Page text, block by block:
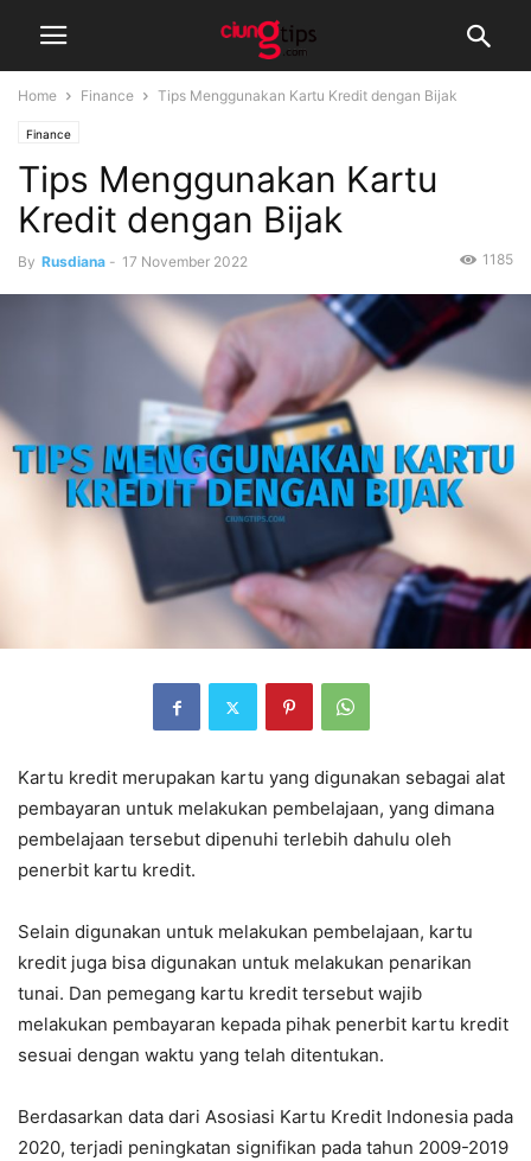
Home Finance Tips Menggunakan Kartu Kredit dengan Bijak
Finance
Tips Menggunakan Kartu
Kredit dengan Bijak
By Rusdiana - 17 November 2022 1185
Kartu kredit merupakan kartu yang digunakan sebagai alat
pembayaran untuk melakukan pembelajaan, yang dimana
pembelajaan tersebut dipenuhi terlebih dahulu oleh
penerbit kartu kredit.
Selain digunakan untuk melakukan pembelajaan, kartu
kredit juga bisa digunakan untuk melakukan penarikan
tunai. Dan pemegang kartu kredit tersebut wajib
melakukan pembayaran kepada pihak penerbit kartu kredit
sesuai dengan waktu yang telah ditentukan.
Berdasarkan data dari Asosiasi Kartu Kredit Indonesia pada
2020, terjadi peningkatan signifikan pada tahun 2009-2019